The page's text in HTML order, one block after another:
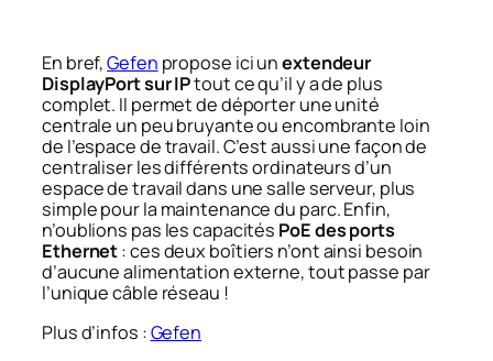
En bref,Gefen propose ici unextendeur
DisplayPort sur IPtout ce qu’il y a de plus
complet. Il permet de déporter une unité
centrale un peu bruyante ou encombrante loin
de l’espace de travail. C’est aussi une façon de
centraliser les différents ordinateurs d’un
espace de travail dans une salle serveur, plus
simple pour la maintenance du parc. Enfin,
n’oublions pas les capacités PoE des ports
Ethernet: ces deux boîtiers n’ont ainsi besoin
d’aucune alimentation externe, tout passe par
l’unique câble réseau !
Plus d’infos :Gefen